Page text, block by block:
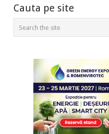
Cauta pe site